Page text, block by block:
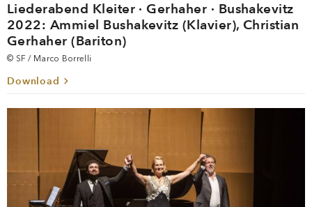
Liederabend Kleiter · Gerhaher · Bushakevitz
2022: Ammiel Bushakevitz (Klavier), Christian
Gerhaher (Bariton)
© SF / Marco Borrelli
Download